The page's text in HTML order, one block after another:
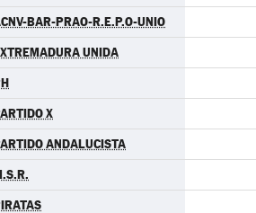
BAR-PRAO-R.E.P.O-UNIO
UNIDA
X
ANDALUCISTA